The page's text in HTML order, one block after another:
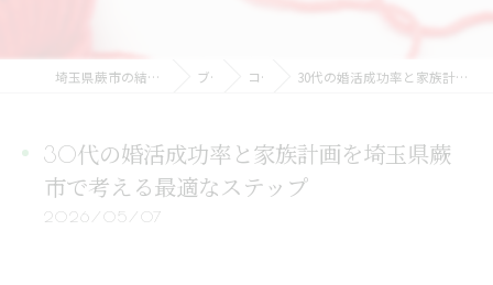
埼玉県蕨市の結婚相談所ならMy.Soulmate ブログ コラム 30代の婚活成功率と家族計画を埼玉県蕨市で考える最適なステップ
30代の婚活成功率と家族計画を埼玉県蕨
市で考える最適なステップ
2026/05/07